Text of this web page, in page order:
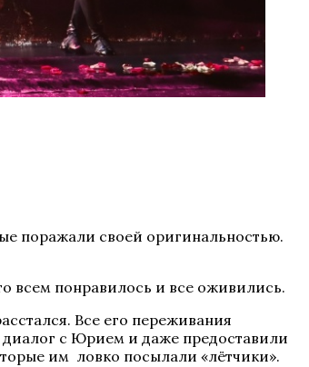
поражали своей оригинальностью.
всем понравилось и все оживились.
Все его переживания
с Юрием и даже предоставили
им ловко посылали «лётчики».